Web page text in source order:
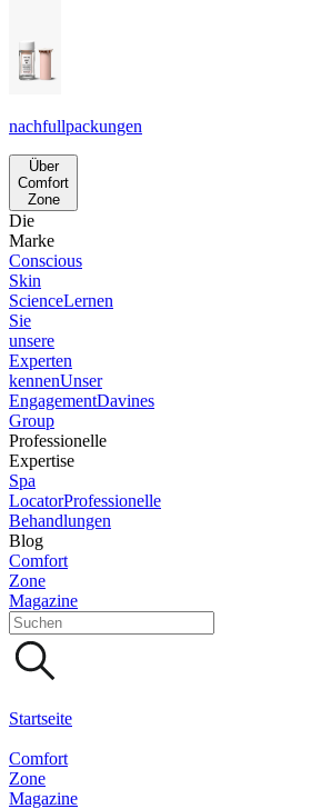
nachfullpackungen
Über
Comfort
Zone
Die
Marke
Conscious
Skin
ScienceLernen
Sie
unsere
Experten
kennenUnser
EngagementDavines
Group
Professionelle
Expertise
Spa
LocatorProfessionelle
Behandlungen
Blog
Comfort
Zone
Magazine
Startseite
Comfort
Zone
Magazine